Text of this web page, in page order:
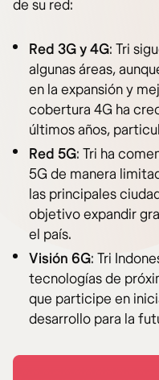
de su red:
Red 3G y 4G: Tri
algunas áreas,
en la expansión y
cobertura 4G ha
últimos años,
Red 5G: Tri ha
5G de manera
las principales
objetivo expandir
el país.
Visión 6G: Tri
tecnologías de
que participe en
desarrollo para la